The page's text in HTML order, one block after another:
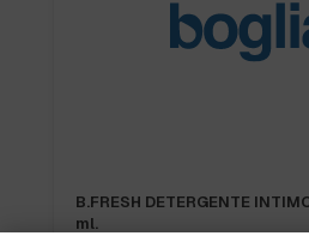
B.FRESH DETERGENTE
ml.